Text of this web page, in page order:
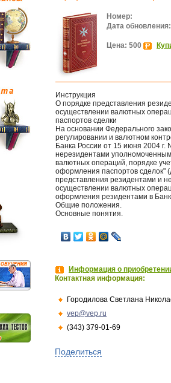
Номер:
Дата обновления:
Цена: 500
Инструкция
О порядке представления
осуществлении валютных
паспортов сделки
На основании Федерального
регулировании и валютном
Банка России от 15 июня 2004
нерезидентами
валютных операций, порядке
оформления паспортов сделок"
представления резидентами и
осуществлении валютных
оформления резидентами в
Общие положения.
Основные понятия.
Информация о
Контактная информация:
Городилова Светлана
vep@vep.ru
(343) 379-01-69
Поделиться